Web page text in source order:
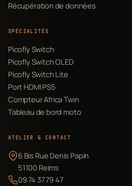
Récupération de données
SPÉCIALITÉS
Picofly Switch
Picofly Switch OLED
Picofly Switch Lite
Port HDMI PS5
Compteur Africa Twin
Tableau de bord moto
ATELIER & CONTACT
6 Bis Rue Denis Papin
51100 Reims
09 74 37 79 47